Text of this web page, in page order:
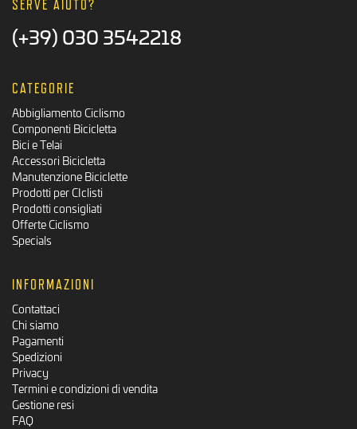
SERVE AIUTO?
(+39) 030 3542218
CATEGORIE
Abbigliamento Ciclismo
Componenti Bicicletta
Bici e Telai
Accessori Bicicletta
Manutenzione Biciclette
Prodotti per CIclisti
Prodotti consigliati
Offerte Ciclismo
Specials
INFORMAZIONI
Contattaci
Chi siamo
Pagamenti
Spedizioni
Privacy
Termini e condizioni di vendita
Gestione resi
FAQ